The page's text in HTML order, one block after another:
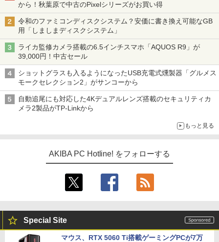
から！秋葉原で中古のPixelシリーズがお買い得
令和のファミコンディスクシステム？安価に書き換え可能なGB
用「しましまディスクシステム」
ライカ監修カメラ搭載の6.5インチスマホ「AQUOS R9」が
39,000円！中古セール
ショットグラスも入るようになったUSB充電式燻製器「グルメス
モークセレクション2」がサンコーから
自動追尾にも対応した4Kデュアルレンズ搭載のセキュリティカ
メラ2製品がTP-Linkから
もっと見る
AKIBA PC Hotline! をフォローする
Special Site
マウス、RTX 5060 Ti搭載ゲーミングPCが7万